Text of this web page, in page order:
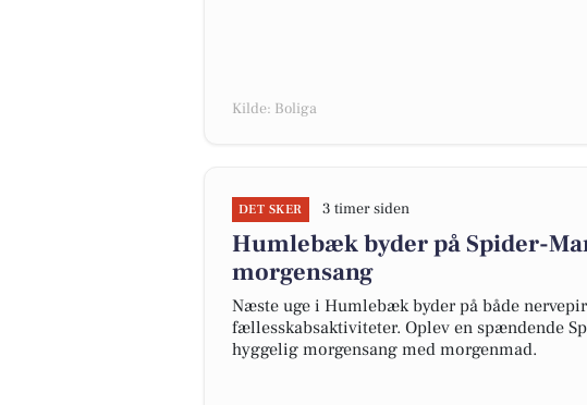
Kilde: Boliga
DET SKER 3 timer siden
Humlebæk byder på Spider-
morgensang
Næste uge i Humlebæk byder på både
fællesskabsaktiviteter. Oplev en spændende
hyggelig morgensang med morgenmad.